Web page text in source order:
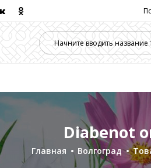
Главная Волгоград
Diabenot